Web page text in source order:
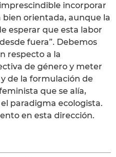
incorporar
orientada, aunque la
esperar que esta labor
fuera”. Debemos
respecto a la
de género y meter
de la formulación de
que se alía,
paradigma ecologista.
en esta dirección.